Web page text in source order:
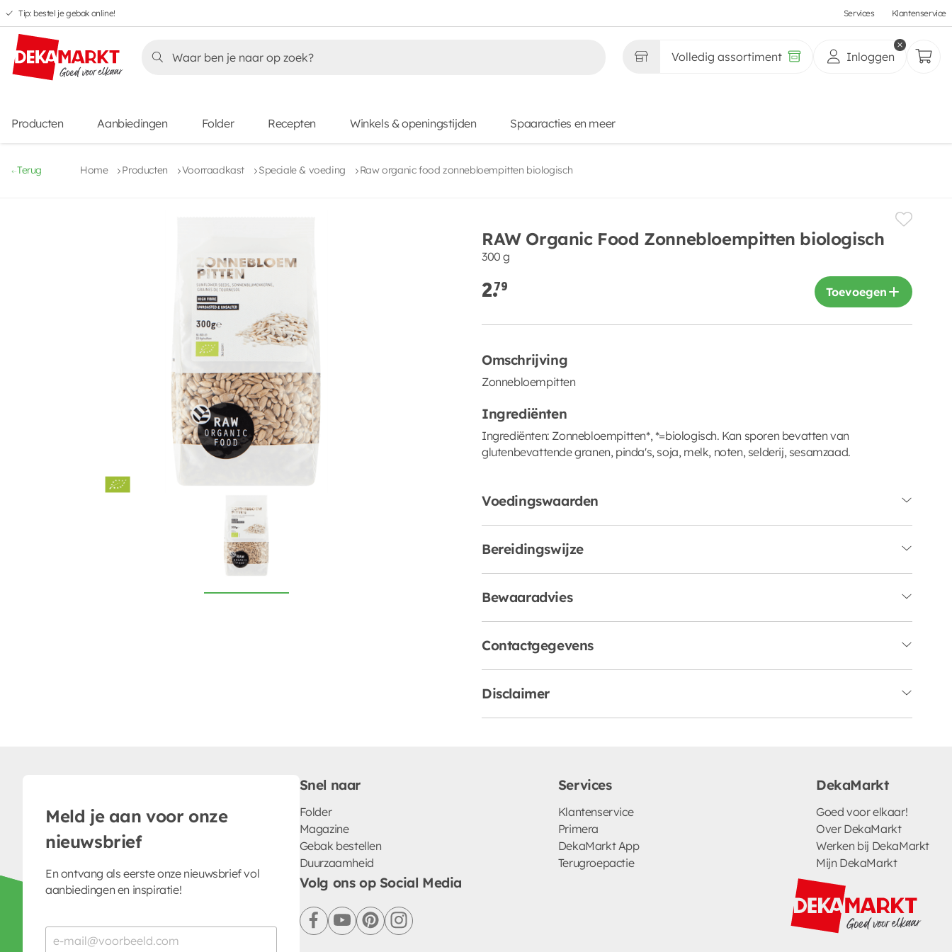
Overslaan
naar
hoofdnavigatie
Overslaan
naar
hoofdinhoud
Overslaan
naar
voettekstinhoud
Overslaan
naar
aanbiedingen
Tip: bestel je gebak online! Services Klantenservice
Volledig assortiment Inloggen
Producten Aanbiedingen Folder Recepten Winkels & openingstijden Spaaracties en meer
Terug Home Producten Voorraadkast Speciale & voeding Raw organic food zonnebloempitten biologisch
RAW Organic Food Zonnebloempitten biologisch
300 g
2.79 Toevoegen
Omschrijving
Zonnebloempitten
Ingrediënten
Ingrediënten: Zonnebloempitten*, *=biologisch. Kan sporen bevatten van
glutenbevattende granen, pinda's, soja, melk, noten, selderij, sesamzaad.
Voedingswaarden
Bereidingswijze
Bewaaradvies
Contactgegevens
Disclaimer
Meld je aan voor onze
nieuwsbrief
En ontvang als eerste onze nieuwsbrief vol
aanbiedingen en inspiratie!
Snel naar
Folder
Magazine
Gebak bestellen
Duurzaamheid
Services
Klantenservice
Primera
DekaMarkt App
Terugroepactie
DekaMarkt
Goed voor elkaar!
Over DekaMarkt
Werken bij DekaMarkt
Mijn DekaMarkt
Volg ons op Social Media
facebookyoutubepinterestinstagram